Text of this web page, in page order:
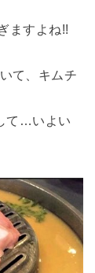
ますよね!!
て、キムチ
て…いよい